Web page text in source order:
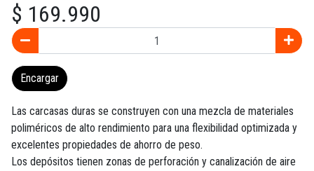
$ 169.990
Encargar
Las carcasas duras se construyen con una mezcla de materiales
poliméricos de alto rendimiento para una flexibilidad optimizada y
excelentes propiedades de ahorro de peso.
Los depósitos tienen zonas de perforación y canalización de aire